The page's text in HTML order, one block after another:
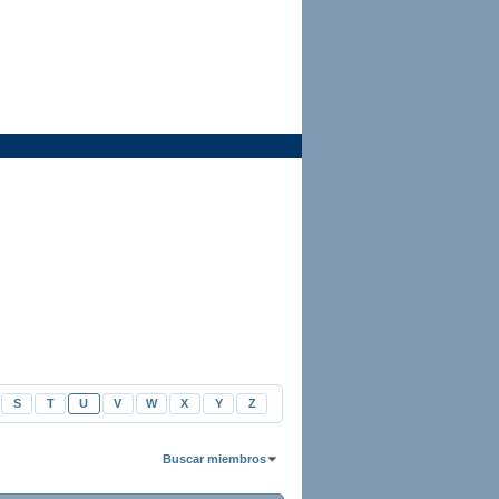
S T U V W X Y Z
Buscar miembros